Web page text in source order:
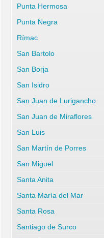
Punta Hermosa
Punta Negra
Rímac
San Bartolo
San Borja
San Isidro
San Juan de Lurigancho
San Juan de Miraflores
San Luis
San Martín de Porres
San Miguel
Santa Anita
Santa María del Mar
Santa Rosa
Santiago de Surco